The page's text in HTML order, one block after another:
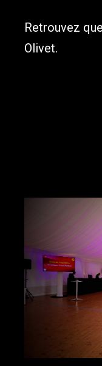
Retrouvez
Olivet.